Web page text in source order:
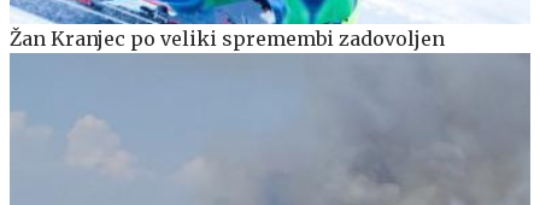
Žan Kranjec po veliki spremembi zadovoljen